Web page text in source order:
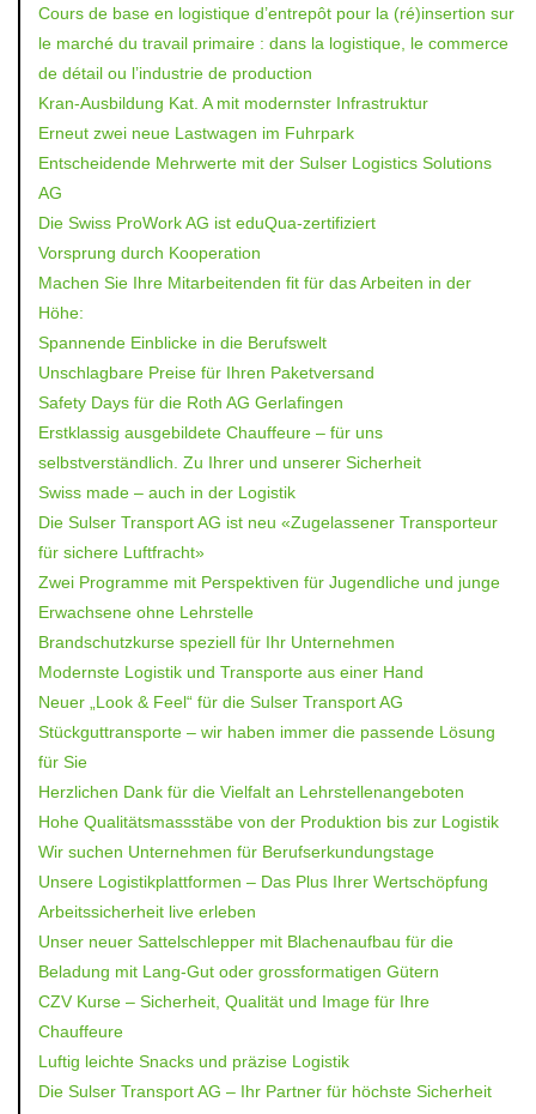
Cours de base en logistique d’entrepôt pour la (ré)insertion sur
le marché du travail primaire : dans la logistique, le commerce
de détail ou l’industrie de production
Kran-Ausbildung Kat. A mit modernster Infrastruktur
Erneut zwei neue Lastwagen im Fuhrpark
Entscheidende Mehrwerte mit der Sulser Logistics Solutions
AG
Die Swiss ProWork AG ist eduQua-zertifiziert
Vorsprung durch Kooperation
Machen Sie Ihre Mitarbeitenden fit für das Arbeiten in der
Höhe:
Spannende Einblicke in die Berufswelt
Unschlagbare Preise für Ihren Paketversand
Safety Days für die Roth AG Gerlafingen
Erstklassig ausgebildete Chauffeure – für uns
selbstverständlich. Zu Ihrer und unserer Sicherheit
Swiss made – auch in der Logistik
Die Sulser Transport AG ist neu «Zugelassener Transporteur
für sichere Luftfracht»
Zwei Programme mit Perspektiven für Jugendliche und junge
Erwachsene ohne Lehrstelle
Brandschutzkurse speziell für Ihr Unternehmen
Modernste Logistik und Transporte aus einer Hand
Neuer „Look & Feel“ für die Sulser Transport AG
Stückguttransporte – wir haben immer die passende Lösung
für Sie
Herzlichen Dank für die Vielfalt an Lehrstellenangeboten
Hohe Qualitätsmassstäbe von der Produktion bis zur Logistik
Wir suchen Unternehmen für Berufserkundungstage
Unsere Logistikplattformen – Das Plus Ihrer Wertschöpfung
Arbeitssicherheit live erleben
Unser neuer Sattelschlepper mit Blachenaufbau für die
Beladung mit Lang-Gut oder grossformatigen Gütern
CZV Kurse – Sicherheit, Qualität und Image für Ihre
Chauffeure
Luftig leichte Snacks und präzise Logistik
Die Sulser Transport AG – Ihr Partner für höchste Sicherheit